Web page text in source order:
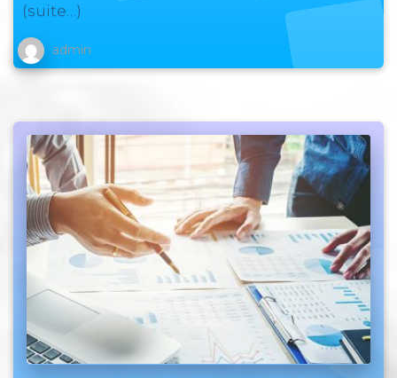
(suite…)
admin